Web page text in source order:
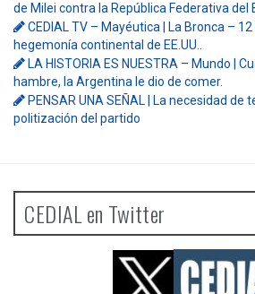
de Milei contra la República Federativa del
CEDIAL TV – Mayéutica | La Bronca –
hegemonía continental de EE.UU..
LA HISTORIA ES NUESTRA – Mundo |
hambre, la Argentina le dio de comer.
PENSAR UNA SEÑAL | La necesidad de
politización del partido
CEDIAL en Twitter